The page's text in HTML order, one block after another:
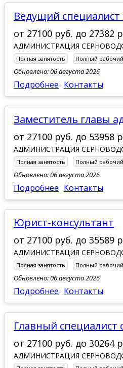
Ведущий
от 27100 руб. до 27382
АДМИНИСТРАЦИЯ
Полная занятость Полный
Обновлено: 06 августа 2026
Подробнее Контакты
Заместитель главы
от 27100 руб. до 53958
АДМИНИСТРАЦИЯ
Полная занятость Полный
Обновлено: 06 августа 2026
Подробнее Контакты
юрист-консультант
от 27100 руб. до 35589
АДМИНИСТРАЦИЯ
Полная занятость Полный
Обновлено: 06 августа 2026
Подробнее Контакты
главный
от 27100 руб. до 30264
АДМИНИСТРАЦИЯ